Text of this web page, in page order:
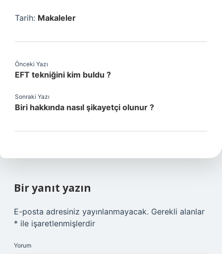
Tarih: Makaleler
Önceki Yazı
EFT tekniğini kim buldu ?
Sonraki Yazı
Biri hakkında nasıl şikayetçi olunur ?
Bir yanıt yazın
E-posta adresiniz yayınlanmayacak. Gerekli alanlar
* ile işaretlenmişlerdir
Yorum